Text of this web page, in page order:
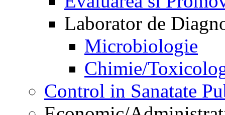
Laborator de
Microbiologie
Chimie/
Control in Sanatate